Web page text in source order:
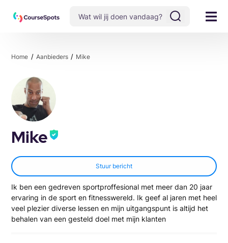
Home Aanbieders Mike
Mike
Stuur bericht
Ik ben een gedreven sportproffesional met meer dan 20 jaar
ervaring in de sport en fitnesswereld. Ik geef al jaren met heel
veel plezier diverse lessen en mijn uitgangspunt is altijd het
behalen van een gesteld doel met mijn klanten